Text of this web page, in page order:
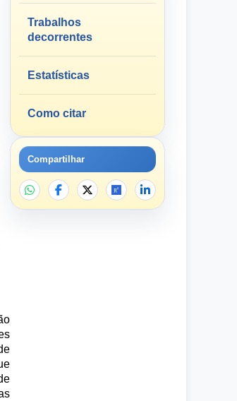
Trabalhos
decorrentes
Estatísticas
Como citar
Compartilhar